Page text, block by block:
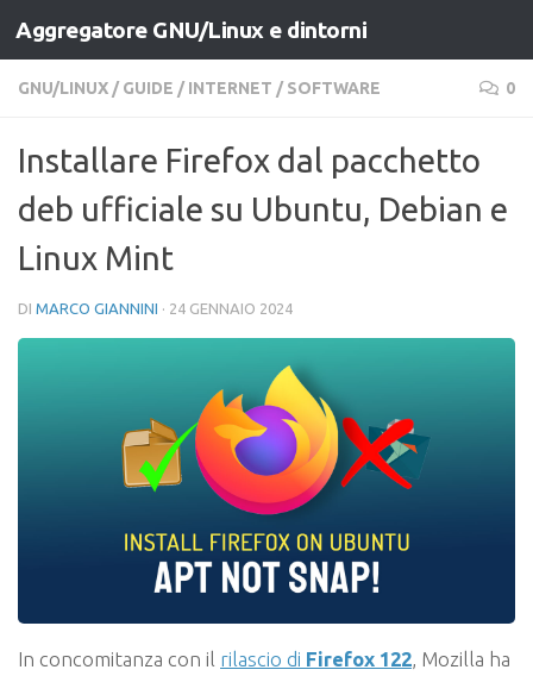
Salta al contenuto
Aggregatore GNU/Linux e dintorni
GNU/LINUX / GUIDE / INTERNET / SOFTWARE 0
Installare Firefox dal pacchetto
deb ufficiale su Ubuntu, Debian e
Linux Mint
DI MARCO GIANNINI · 24 GENNAIO 2024
In concomitanza con il rilascio di Firefox 122 , Mozilla ha